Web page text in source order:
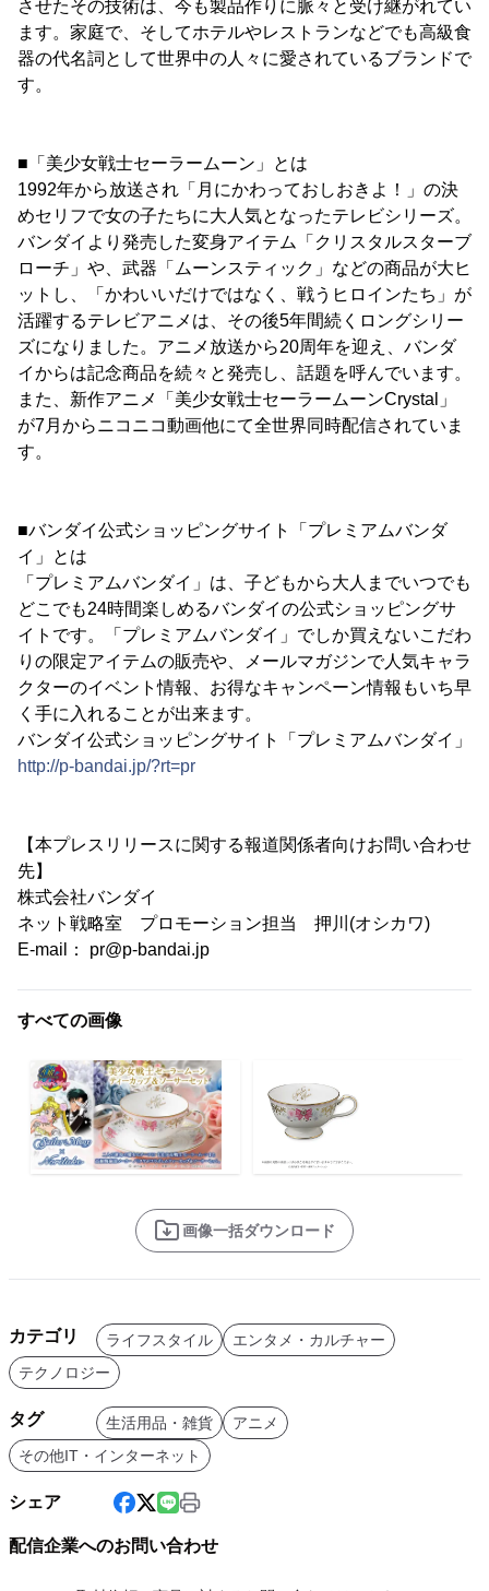
させたその技術は、今も製品作りに脈々と受け継がれてい
ます。家庭で、そしてホテルやレストランなどでも高級食
器の代名詞として世界中の人々に愛されているブランドで
す。
■「美少女戦士セーラームーン」とは
1992年から放送され「月にかわっておしおきよ！」の決
めセリフで女の子たちに大人気となったテレビシリーズ。
バンダイより発売した変身アイテム「クリスタルスターブ
ローチ」や、武器「ムーンスティック」などの商品が大ヒ
ットし、「かわいいだけではなく、戦うヒロインたち」が
活躍するテレビアニメは、その後5年間続くロングシリー
ズになりました。アニメ放送から20周年を迎え、バンダ
イからは記念商品を続々と発売し、話題を呼んでいます。
また、新作アニメ「美少女戦士セーラームーンCrystal」
が7月からニコニコ動画他にて全世界同時配信されていま
す。
■バンダイ公式ショッピングサイト「プレミアムバンダ
イ」とは
「プレミアムバンダイ」は、子どもから大人までいつでも
どこでも24時間楽しめるバンダイの公式ショッピングサ
イトです。「プレミアムバンダイ」でしか買えないこだわ
りの限定アイテムの販売や、メールマガジンで人気キャラ
クターのイベント情報、お得なキャンペーン情報もいち早
く手に入れることが出来ます。
バンダイ公式ショッピングサイト「プレミアムバンダイ」
http://p-bandai.jp/?rt=pr
【本プレスリリースに関する報道関係者向けお問い合わせ
先】
株式会社バンダイ
ネット戦略室 プロモーション担当 押川(オシカワ)
E-mail： pr@p-bandai.jp
すべての画像
画像一括ダウンロード
カテゴリ ライフスタイル
エンタメ・カルチャー
テクノロジー
タグ 生活用品・雑貨
アニメ
その他IT・インターネット
シェア
配信企業へのお問い合わせ